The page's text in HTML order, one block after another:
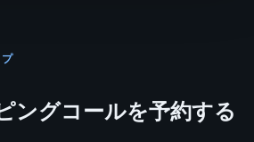
ングコールを予約する